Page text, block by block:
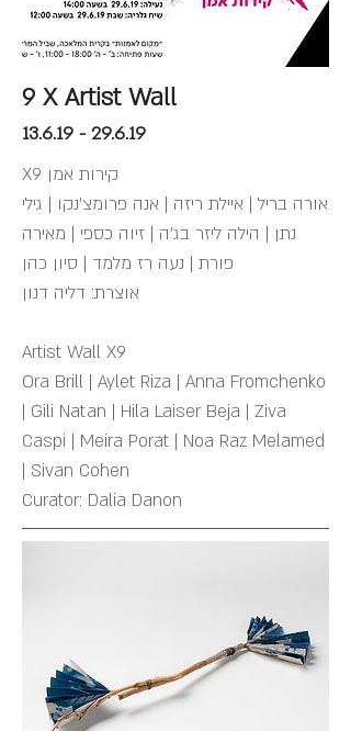
9 X Artist Wall
13.6.19 - 29.6.19
אורה בריל | איילת ריזה | אנה פרומצ'נקו | גילי
נתן | הילה ליזר בג'ה | זיוה כספי | מאירה
פורת | נעה רז מלמד | סיון כהן
אוצרת: דליה דנון
Artist Wall X9
Ora Brill | Aylet Riza | Anna Fromchenko
| Gili Natan | Hila Laiser Beja | Ziva
Caspi | Meira Porat | Noa Raz Melamed
| Sivan Cohen
Curator: Dalia Danon